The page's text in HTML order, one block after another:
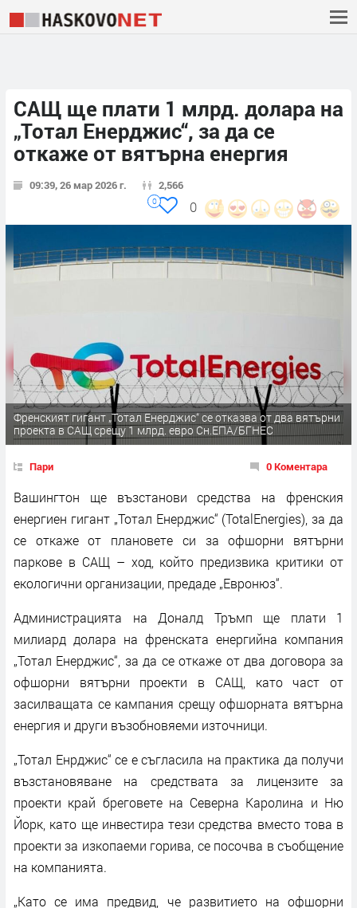
САЩ ще плати 1 млрд. долара на
„Тотал Енерджис“, за да се
откаже от вятърна енергия
09:39, 26 мар 2026 г. 2,566
0
0
Френският гигант „Тотал Енерджис“ се отказва от два вятърни
проекта в САЩ срещу 1 млрд. евро Сн.ЕПА/БГНЕС
Пари 0 Коментара
Вашингтон ще възстанови средства на френския
енергиен гигант „Тотал Енерджис“ (TotalEnergies), за да
се откаже от плановете си за офшорни вятърни
паркове в САЩ – ход, който предизвика критики от
екологични организации, предаде „Евронюз“.
Администрацията на Доналд Тръмп ще плати 1
милиард долара на френската енергийна компания
„Тотал Енерджис“, за да се откаже от два договора за
офшорни вятърни проекти в САЩ, като част от
засилващата се кампания срещу офшорната вятърна
енергия и други възобновяеми източници.
„Тотал Енрджис“ се е съгласила на практика да получи
възстановяване на средствата за лицензите за
проекти край бреговете на Северна Каролина и Ню
Йорк, като ще инвестира тези средства вместо това в
проекти за изкопаеми горива, се посочва в съобщение
на компанията.
„Като се има предвид, че развитието на офшорни